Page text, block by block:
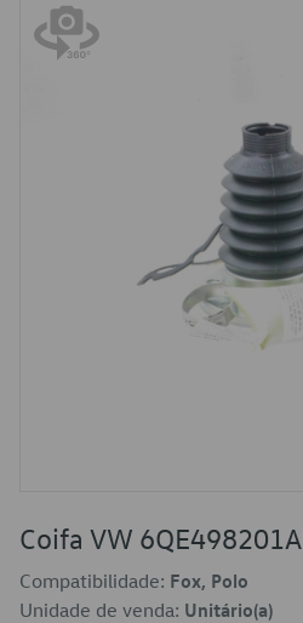
Coifa VW 6QE498201A
Compatibilidade: Fox, Polo
Unidade de venda: Unitário(a)